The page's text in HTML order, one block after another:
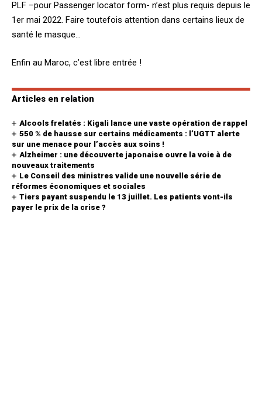
PLF –pour Passenger locator form- n’est plus requis depuis le
1er mai 2022. Faire toutefois attention dans certains lieux de
santé le masque…
Enfin au Maroc, c’est libre entrée !
Articles en relation
Alcools frelatés : Kigali lance une vaste opération de rappel
550 % de hausse sur certains médicaments : l’UGTT alerte
sur une menace pour l’accès aux soins !
Alzheimer : une découverte japonaise ouvre la voie à de
nouveaux traitements
Le Conseil des ministres valide une nouvelle série de
réformes économiques et sociales
Tiers payant suspendu le 13 juillet. Les patients vont-ils
payer le prix de la crise ?